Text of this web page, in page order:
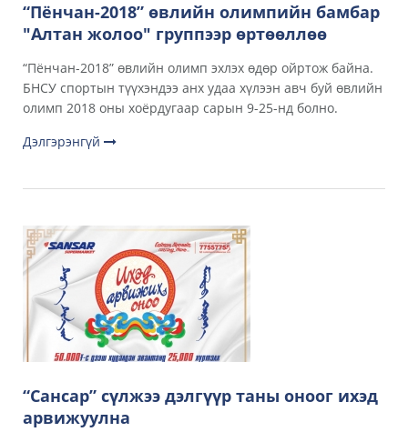
“Пёнчан-2018” өвлийн олимпийн бамбар
"Алтан жолоо" группээр өртөөллөө
“Пёнчан-2018” өвлийн олимп эхлэх өдөр ойртож байна.
БНСУ спортын түүхэндээ анх удаа хүлээн авч буй өвлийн
олимп 2018 оны хоёрдугаар сарын 9-25-нд болно.
Дэлгэрэнгүй
“Сансар” сүлжээ дэлгүүр таны оноог ихэд
арвижуулна